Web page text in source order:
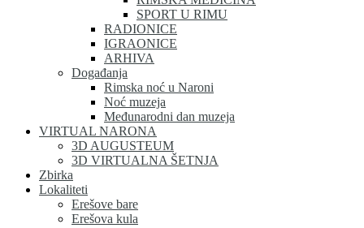
SPORT U RIMU
RADIONICE
IGRAONICE
ARHIVA
Događanja
Rimska noć u Naroni
Noć muzeja
Međunarodni dan muzeja
VIRTUAL NARONA
3D AUGUSTEUM
3D VIRTUALNA ŠETNJA
Zbirka
Lokaliteti
Erešove bare
Erešova kula